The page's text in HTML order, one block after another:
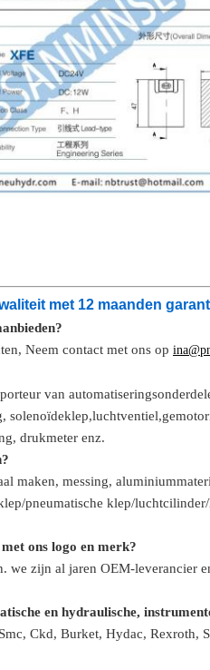
met 12 maanden
Neem contact met ons op
van
solenoïdeklep,luchtventiel,
, drukmeter enz.
maken, messing, aluminium
pneumatische klep/luchtcilinder
ons logo en merk?
we zijn al jaren OEM-leverancier
en hydraulische,
Ckd, Burket, Hydac, Rexroth,